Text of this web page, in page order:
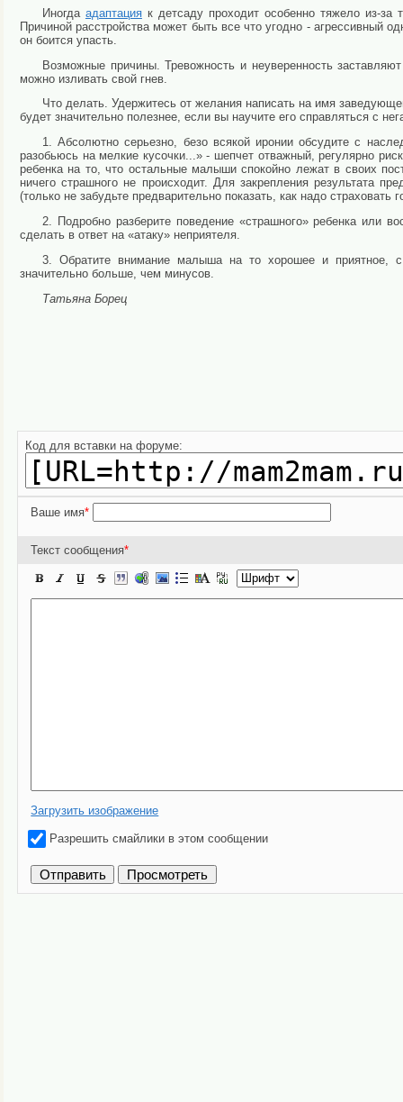
Иногда адаптацияк детсаду проходит особенно тяжело из-за
Причиной расстройства может быть все что угодно - агрессивный
он боится упасть.
Возможные причины. Тревожность и неуверенность
можно изливать свой гнев.
Что делать. Удержитесь от желания написать на имя
будет значительно полезнее, если вы научите его справляться с
1. Абсолютно серьезно, безо всякой иронии обсудите с
разобьюсь на мелкие кусочки...» - шепчет отважный, регулярно
ребенка на то, что остальные малыши спокойно лежат в своих
ничего страшного не происходит. Для закрепления результата
(только не забудьте предварительно показать, как надо страховать
2. Подробно разберите поведение «страшного» ребенка или
сделать в ответ на «атаку» неприятеля.
3. Обратите внимание малыша на то хорошее и приятное,
значительно больше, чем минусов.
Татьяна Борец
Код для вставки на форуме:
Ваше имя*
Текст сообщения*
Загрузить изображение
Разрешить смайлики в этом сообщении